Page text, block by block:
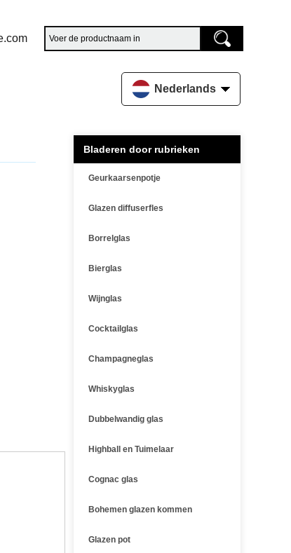
Nederlands
Bladeren door rubrieken
Geurkaarsenpotje
Glazen diffuserfles
Borrelglas
Bierglas
Wijnglas
Cocktailglas
Champagneglas
Whiskyglas
Dubbelwandig glas
Highball en Tuimelaar
Cognac glas
Bohemen glazen kommen
Glazen pot